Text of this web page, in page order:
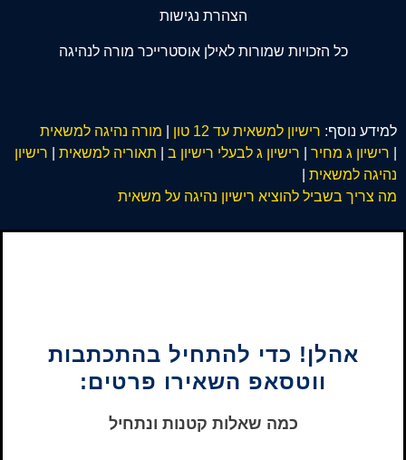
הצהרת נגישות
כל הזכויות שמורות לאילן אוסטרייכר מורה לנהיגה
למידע נוסף: רישיון למשאית עד 12 טון
מורה נהיגה למשאית
רישיון ג מחיר רישיון ג לבעלי רישיון ב תאוריה למשאית
רישיון
נהיגה למשאית
מה צריך בשביל להוציא רישיון נהיגה על משאית
אהלן! כדי להתחיל בהתכתבות
ווטסאפ השאירו פרטים:
כמה שאלות קטנות ונתחיל